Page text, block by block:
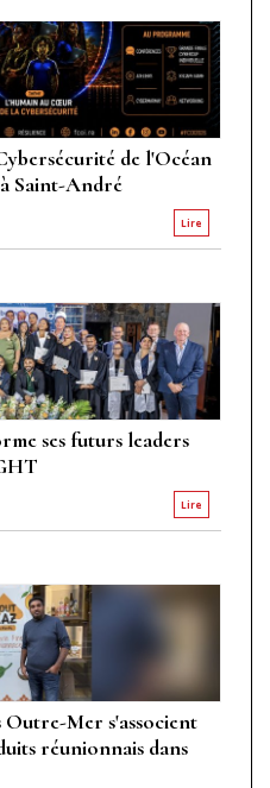
de l'Océan
Saint-André
Lire
ses futurs leaders
Lire
Mer s'associent
réunionnais dans